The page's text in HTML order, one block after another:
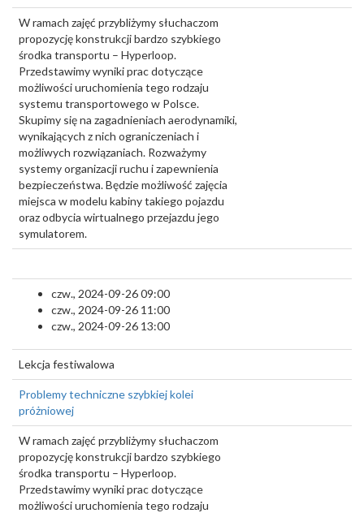
W ramach zajęć przybliżymy słuchaczom
propozycję konstrukcji bardzo szybkiego
środka transportu – Hyperloop.
Przedstawimy wyniki prac dotyczące
możliwości uruchomienia tego rodzaju
systemu transportowego w Polsce.
Skupimy się na zagadnieniach aerodynamiki,
wynikających z nich ograniczeniach i
możliwych rozwiązaniach. Rozważymy
systemy organizacji ruchu i zapewnienia
bezpieczeństwa. Będzie możliwość zajęcia
miejsca w modelu kabiny takiego pojazdu
oraz odbycia wirtualnego przejazdu jego
symulatorem.
czw., 2024-09-26 09:00
czw., 2024-09-26 11:00
czw., 2024-09-26 13:00
Lekcja festiwalowa
Problemy techniczne szybkiej kolei
próżniowej
W ramach zajęć przybliżymy słuchaczom
propozycję konstrukcji bardzo szybkiego
środka transportu – Hyperloop.
Przedstawimy wyniki prac dotyczące
możliwości uruchomienia tego rodzaju